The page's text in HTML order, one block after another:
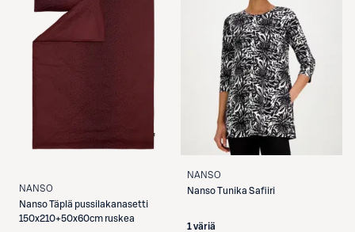
NANSO
NansoTäplä pussilakanasetti
150x210+50x60cm ruskea
NANSO
NansoTunika Safiiri
1 väriä